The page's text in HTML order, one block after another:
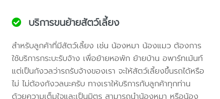
บริการขนย้ายสัตว์เลี้ยง
สำหรับลูกค้าที่มีสัตว์เลี้ยง เช่น น้องหมา น้องแมว ต้องการ
ใช้บริการกระบะรับจ้าง เพื่อย้ายหอพัก ย้ายบ้าน อพาร์ทเม้นท์
แต่เป็นกังวลว่ารถรับจ้างของเรา จะให้สัตว์เลี้ยงขึ้นรถได้หรือ
ไม่ ไม่ต้องกังวลนะครับ ทางเราให้บริการกับลูกค้าทุกท่าน
ด้วยความเต็มใจและเป็นมิตร สามารถนำน้องหมา หรือน้อง